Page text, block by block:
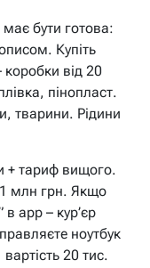
має бути готова:
Купіть
від 20
пінопласт.
тварини. Рідини
+ тариф вищого.
млн грн. Якщо
app – кур’єр
ноутбук
20 тис.